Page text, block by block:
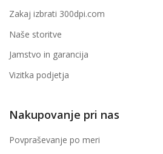
Zakaj izbrati 300dpi.com
Naše storitve
Jamstvo in garancija
Vizitka podjetja
Nakupovanje pri nas
Povpraševanje po meri